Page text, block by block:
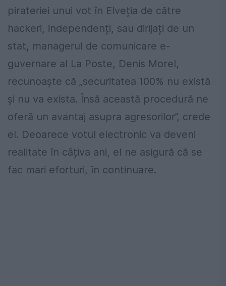
pirateriei unui vot în Elveția de către
hackeri, independenți, sau dirijați de un
stat, managerul de comunicare e-
guvernare al La Poste, Denis Morel,
recunoaște că „securitatea 100% nu există
și nu va exista. Însă această procedură ne
oferă un avantaj asupra agresorilor”, crede
el. Deoarece votul electronic va deveni
realitate în câțiva ani, el ne asigură că se
fac mari eforturi, în continuare.